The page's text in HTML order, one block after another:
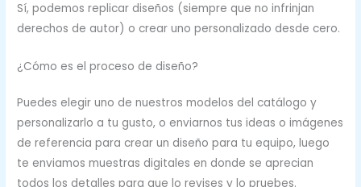
Sí, podemos replicar diseños (siempre que no infrinjan
derechos de autor) o crear uno personalizado desde cero.
¿Cómo es el proceso de diseño?
Puedes elegir uno de nuestros modelos del catálogo y
personalizarlo a tu gusto, o enviarnos tus ideas o imágenes
de referencia para crear un diseño para tu equipo, luego
te enviamos muestras digitales en donde se aprecian
todos los detalles para que lo revises y lo pruebes.